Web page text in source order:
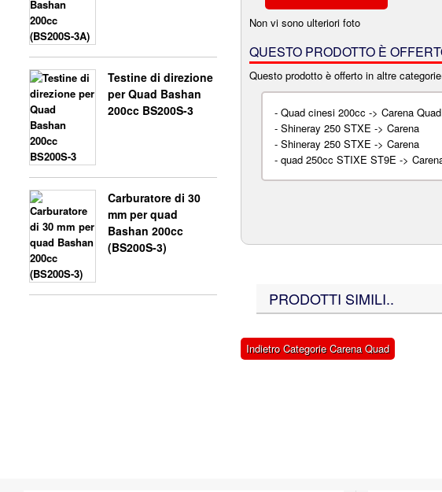
Testine di direzione
per Quad Bashan
200cc BS200S-3
Carburatore di 30
mm per quad
Bashan 200cc
(BS200S-3)
Non vi sono ulteriori foto
QUESTO PRODOTTO È
Questo prodotto è offerto in altre
- Quad cinesi 200cc -> Carena Quad
- Shineray 250 STXE -> Carena
- Shineray 250 STXE -> Carena
- quad 250cc STIXE ST9E ->
PRODOTTI SIMILI..
Indietro Categorie Carena Quad